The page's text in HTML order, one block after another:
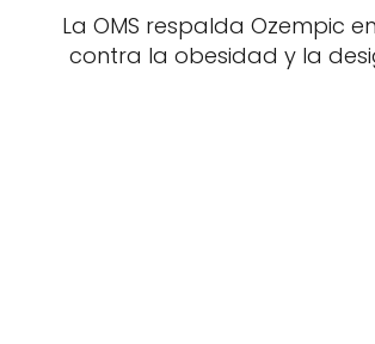
La OMS respalda Ozempic
contra la obesidad y la